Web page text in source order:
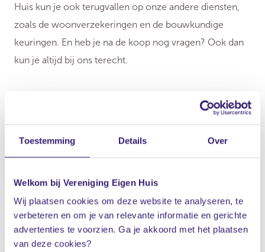
Toestemming Details Over
Welkom bij Vereniging Eigen Huis
Wij plaatsen cookies om deze website te analyseren, te
verbeteren en om je van relevante informatie en gerichte
advertenties te voorzien. Ga je akkoord met het plaatsen
van deze cookies?
Huis kun je ook terugvallen op onze andere diensten,
zoals de woonverzekeringen en de bouwkundige
keuringen. En heb je na de koop nog vragen? Ook dan
kun je altijd bij ons terecht.
Tips van Vereniging
Als starter kun je kiezen uit twee
hypotheekvormen: een
annuïteitenhypotheek of een lineaire